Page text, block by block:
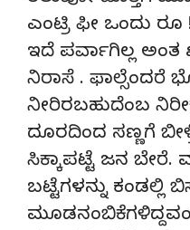
ಎಂಟ್ರಿ ಫೀ ಒಂದು
ಇದೆ ಪರ್ವಾಗಿಲ್ಲ ಅಂತ
ನಿರಾಸೆ .
ನೀರಿರಬಹುದೆಂಬ
ದೂರದಿಂದ ಸಣ್ಣಗೆ
ಸಿಕ್ಕಾಪಟ್ಟೆ ಜನ ಬೇರೆ.
ಬಟ್ಟೆಗಳನ್ನು ಕಂಡಲ್ಲಿ